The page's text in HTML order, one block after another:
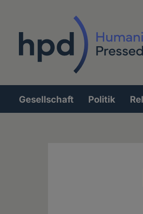
Hauptnavigation
Gesellschaft Politik